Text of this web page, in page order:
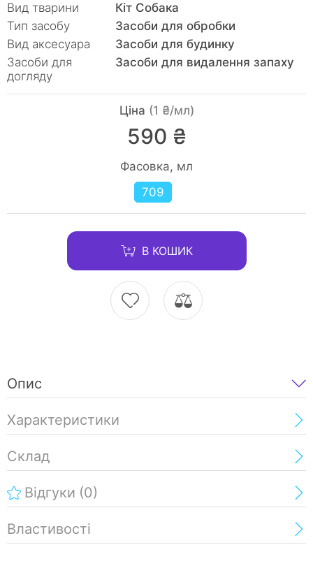
Вид тварини
Кiт Собака
Тип засобу
Засоби для обробки
Вид аксесуара
Засоби для будинку
Засоби для
догляду
Засоби для видалення запаху
Ціна (1 ₴/мл)
590 ₴
Фасовка, мл
709
В КОШИК
Опис
Характеристики
Склад
Відгуки (0)
Властивості